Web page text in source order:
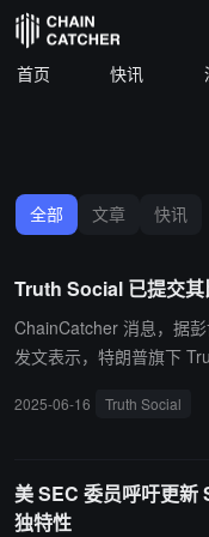
首页 快讯
全部 文章 快讯
Truth Social 已提交其
ChainCatcher 消息，据
发文表示，特朗普旗下
格。
2025-06-16 Truth Social
美 SEC 委员呼吁更新
独特性